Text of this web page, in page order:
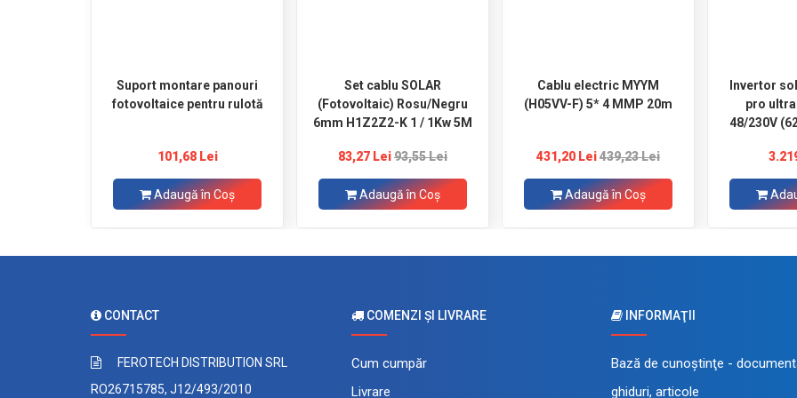
Suport montare panouri
fotovoltaice pentru rulotă
101,68 Lei
Adaugă în Coş
Set cablu SOLAR
(Fotovoltaic) Rosu/Negru
6mm H1Z2Z2-K 1 / 1Kw 5M
83,27 Lei93,55 Lei
Adaugă în Coş
Cablu electric MYYM
(H05VV-F) 5* 4 MMP 20m
431,20 Lei439,23 Lei
Adaugă în Coş
Invertor
pro
48/230V
CONTACT
FEROTECH DISTRIBUTION SRL
RO26715785, J12/493/2010
COMENZI ŞI LIVRARE
Cum cumpăr
Livrare
INFORMAŢII
Bază de cunoştinţe -
ghiduri, articole